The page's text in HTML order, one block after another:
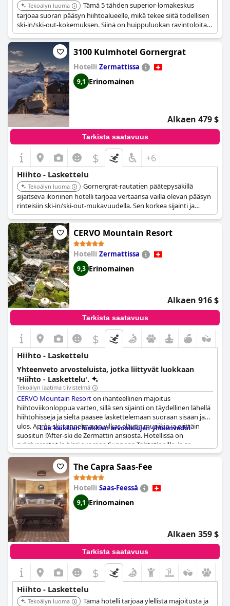
Tekoälyn luoma
Tämä 5 tähden superior-lomakeskus
tarjoaa suoran pääsyn hiihtoalueelle, mikä tekee siitä todellisen
ski-in/ski-out-kokemuksen. Siinä on huippuluokan ravintoloita
ja ylellinen Spa 2222m. Hotelliin pääsee vain Gornergrat Bahn -
hammasradalla.
3100 Kulmhotel Gornergrat
Hotelli Zermattissa
9,1 Erinomainen
Alkaen 479 $
Tarkista saatavuus
$ +6
Hiihto - Laskettelu
Tekoälyn luoma
Gornergrat-rautatien päätepysäkillä
sijaitseva ikoninen hotelli tarjoaa vertaansa vailla olevan pääsyn
rinteisiin ski-in/ski-out-mukavuudella. Sen korkea sijainti ja
ainutlaatuinen paikka erottavat sen muista Zermattin
majoituksista. Se tarjoaa henkeäsalpaavat näkymät ja
ainutlaatuisen kokemuksen.CERVO Mountain Resort
Hotelli Zermattissa
9,3 Erinomainen
Alkaen 916 $
Tarkista saatavuus
$
Hiihto - Laskettelu
Yhteenveto arvosteluista, jotka liittyvät luokkaan
'Hiihto - Laskettelu'.
Tekoälyn laatima tiivistelmä
CERVO Mountain Resorton ihanteellinen majoitus
hiihtoviikonloppua varten, sillä sen sijainti on täydellinen lähellä
hiihtohissejä ja sieltä pääsee laskettelemaan suoraan sisään ja
ulos. Après-ski-tunnelma on vilkas elävän musiikin ja erittäin
suositun l’After-ski de Zermattin ansiosta. Hotellissa on
suksivarastot ja hissi suoraan Sunnega Talstationille, ja se
sijaitsee aivan rinteiden juurella tarjoten aidon ski-in-
kokemuksen. Jotkut vieraat kokivat kuitenkin vaikeuksia hissin
huollon kanssa ja pitkiä odotusaikoja hiihtohissien
istumapaikkojen suhteen kiireisinä päivinä. Lisäksi hotelli tarjoaa
ilmaisen kuljetuksen rautatieasemalle, mutta sähköautoilla
liikkuvat vieraat saattavat kohdata haasteita nykyisen
infrastruktuurin kanssa. Kaiken kaikkiaan lomakeskuksen sijainti
ja sen helppo pääsy rinteille tekevät siitä erinomaisen
hiihtolomalle.
Lue kaikkien luokkien arvostelujen yhteenvedot
The Capra Saas-Fee
Hotelli Saas-Feessä
9,1 Erinomainen
Alkaen 359 $
Tarkista saatavuus
$
Hiihto - Laskettelu
Tekoälyn luoma
Tämä hotelli tarjoaa ylellistä majoitusta ja